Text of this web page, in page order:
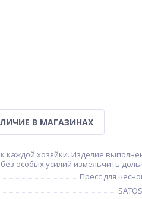
В МАГАЗИНАХ
каждой хозяйки. Изделие
особых усилий измельчить
Пресс для